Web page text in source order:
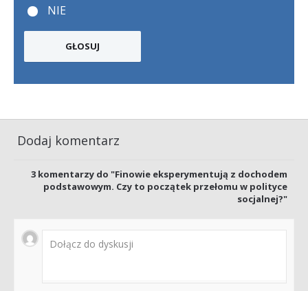
NIE
Dodaj komentarz
3 komentarzy do "Finowie eksperymentują z dochodem
podstawowym. Czy to początek przełomu w polityce
socjalnej?"